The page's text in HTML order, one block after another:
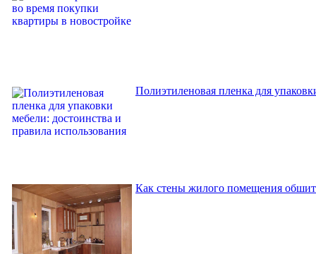
Полиэтиленовая пленка для
Как стены жилого помещения